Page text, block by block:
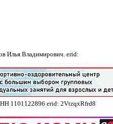
Илья Владимирович. erid:
1101122896 erid: 2VtzqxRfrd8